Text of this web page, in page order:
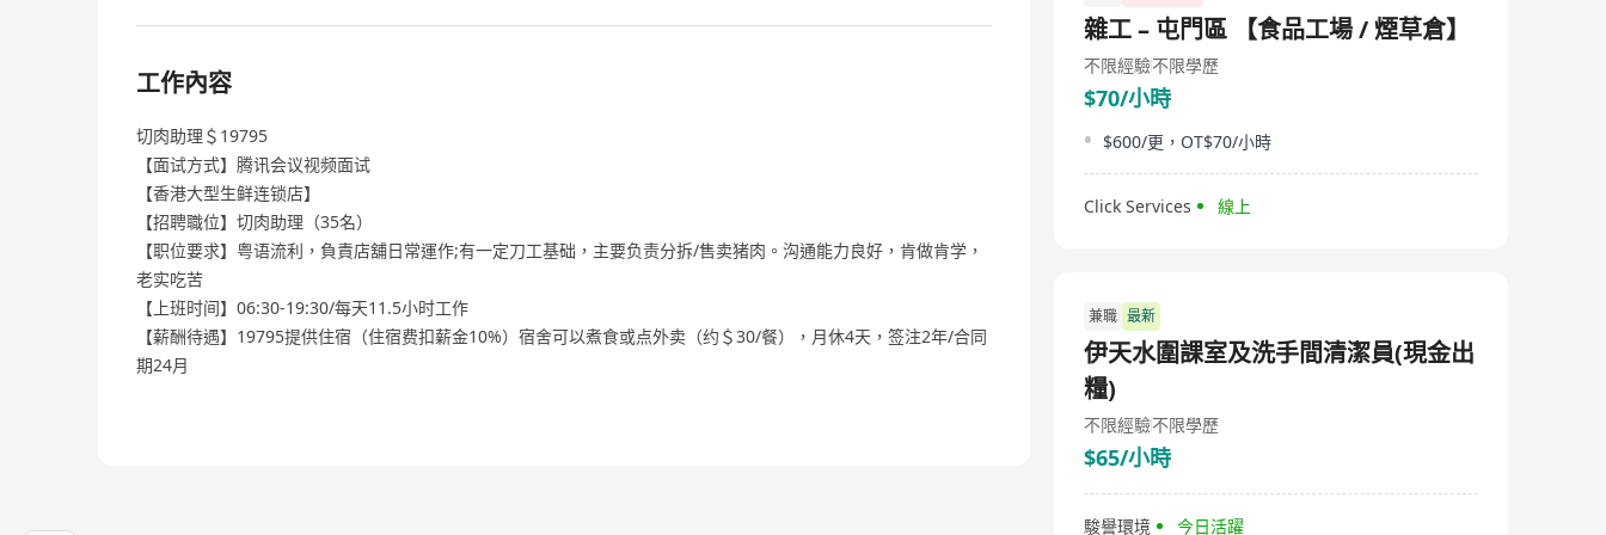
工作內容
切肉助理＄19795
【面试方式】腾讯会议视频面试
【香港大型生鲜连锁店】
【招聘職位】切肉助理（35名）
【职位要求】粤语流利，負責店舖日常運作;有一定刀工基础，主要负责分拆/售卖猪肉。沟通能力良好，肯做肯学，
老实吃苦
【上班时间】06:30-19:30/每天11.5小时工作
【薪酬待遇】19795提供住宿（住宿费扣薪金10%）宿舍可以煮食或点外卖（约＄30/餐），月休4天，签注2年/合同
期24月
雜工 – 屯門區 【食品工場 / 煙草倉】
不限經驗不限學歷
$70/小時
$600/更，OT$70/小時
Click Services 線上
兼職 最新
伊天水圍課室及洗手間清潔員(現金出
糧)
不限經驗不限學歷
$65/小時
駿譽環境 今日活躍